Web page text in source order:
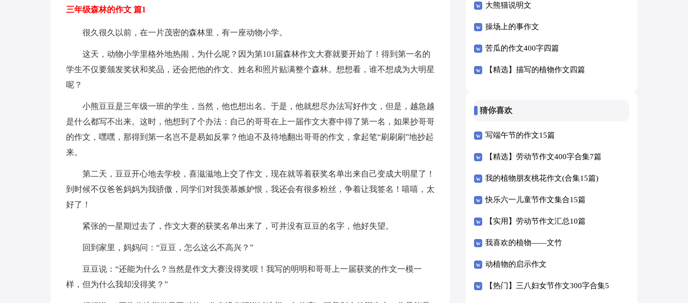
三年级森林的作文 篇1
很久很久以前，在一片茂密的森林里，有一座动物小学。
这天，动物小学里格外地热闹，为什么呢？因为第101届森林作文大赛就要开始了！得到第一名的
学生不仅要颁发奖状和奖品，还会把他的作文、姓名和照片贴满整个森林。想想看，谁不想成为大明星
呢？
小熊豆豆是三年级一班的学生，当然，他也想出名。于是，他就想尽办法写好作文，但是，越急越
是什么都写不出来。这时，他想到了个办法：自己的哥哥在上一届作文大赛中得了第一名，如果抄哥哥
的作文，嘿嘿，那得到第一名岂不是易如反掌？他迫不及待地翻出哥哥的作文，拿起笔“刷刷刷”地抄起
来。
第二天，豆豆开心地去学校，喜滋滋地上交了作文，现在就等着获奖名单出来自己变成大明星了！
到时候不仅爸爸妈妈为我骄傲，同学们对我羡慕嫉妒恨，我还会有很多粉丝，争着让我签名！嘻嘻，太
好了！
紧张的一星期过去了，作文大赛的获奖名单出来了，可并没有豆豆的名字，他好失望。
回到家里，妈妈问：“豆豆，怎么这么不高兴？”
豆豆说：“还能为什么？当然是作文大赛没得奖呗！我写的明明和哥哥上一届获奖的作文一模一
样，但为什么我却没得奖？”
大熊猫说明文
操场上的事作文
苦瓜的作文400字四篇
【精选】描写的植物作文四篇
猜你喜欢
写端午节的作文15篇
【精选】劳动节作文400字合集7篇
我的植物朋友桃花作文(合集15篇)
快乐六一儿童节作文集合15篇
【实用】劳动节作文汇总10篇
我喜欢的植物——文竹
动植物的启示作文
【热门】三八妇女节作文300字合集5